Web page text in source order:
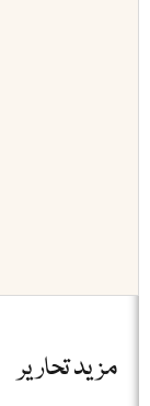
مزید تحاریر